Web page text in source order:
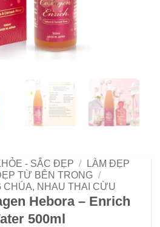
- SẮC ĐẸP /
LÀM ĐẸP
TỪ BÊN TRONG /
CHÚA, NHAU THAI CỪU
Hebora – Enrich
500ml